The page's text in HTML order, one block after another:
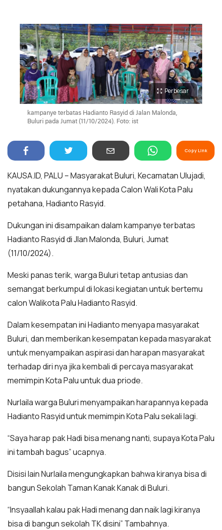
Perbesar
kampanye terbatas Hadianto Rasyid di Jalan Malonda,
Buluri pada Jumat (11/10/2024). Foto: ist
Copy Link
KAUSA.ID, PALU – Masyarakat Buluri, Kecamatan Ulujadi,
nyatakan dukungannya kepada Calon Wali Kota Palu
petahana, Hadianto Rasyid.
Dukungan ini disampaikan dalam kampanye terbatas
Hadianto Rasyid di Jlan Malonda, Buluri, Jumat
(11/10/2024).
Meski panas terik, warga Buluri tetap antusias dan
semangat berkumpul di lokasi kegiatan untuk bertemu
calon Walikota Palu Hadianto Rasyid.
Dalam kesempatan ini Hadianto menyapa masyarakat
Buluri, dan memberikan kesempatan kepada masyarakat
untuk menyampaikan aspirasi dan harapan masyarakat
terhadap diri nya jika kembali di percaya masyarakat
memimpin Kota Palu untuk dua priode.
Nurlaila warga Buluri menyampaikan harapannya kepada
Hadianto Rasyid untuk memimpin Kota Palu sekali lagi.
“Saya harap pak Hadi bisa menang nanti, supaya Kota Palu
ini tambah bagus” ucapnya.
Disisi lain Nurlaila mengungkapkan bahwa kiranya bisa di
bangun Sekolah Taman Kanak Kanak di Buluri.
“Insyaallah kalau pak Hadi menang dan naik lagi kiranya
bisa di bangun sekolah TK disini” Tambahnya.